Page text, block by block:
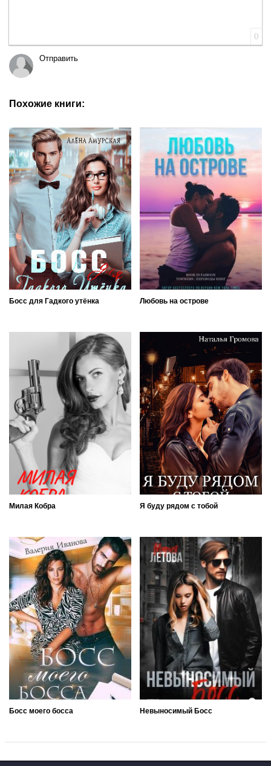
0
Отправить
Похожие книги:
Босс для Гадкого утёнка Любовь на острове
Милая Кобра Я буду рядом с тобой
Босс моего босса Невыносимый Босс